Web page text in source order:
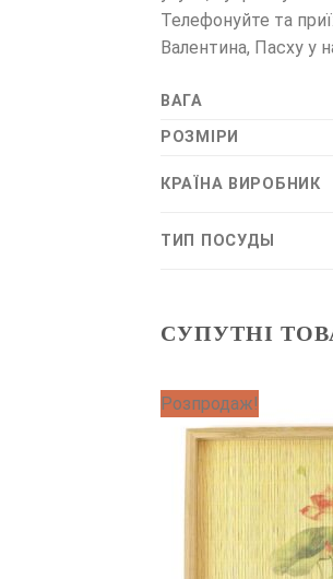
Телефонуйте та
Валентина, Пасху у
ВАГА
РОЗМІРИ
КРАЇНА ВИРОБНИК
ТИП ПОСУДЫ
СУПУТНІ
Розпродаж!